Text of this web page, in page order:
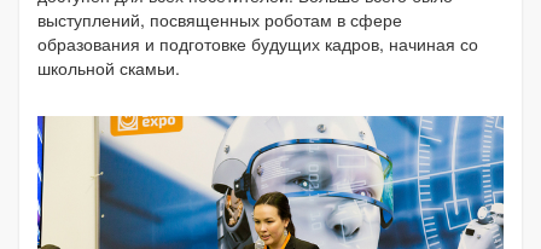
выступлений, посвященных роботам в сфере
образования и подготовке будущих кадров, начиная со
школьной скамьи.